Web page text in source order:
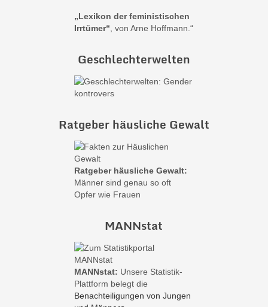
„Lexikon der feministischen
Irrtümer“ , von Arne Hoffmann.“
Geschlechterwelten
Ratgeber häusliche Gewalt
Ratgeber häusliche Gewalt:
Männer sind genau so oft
Opfer wie Frauen
MANNstat
MANNstat: Unsere Statistik-
Plattform belegt die
Benachteiligungen von Jungen